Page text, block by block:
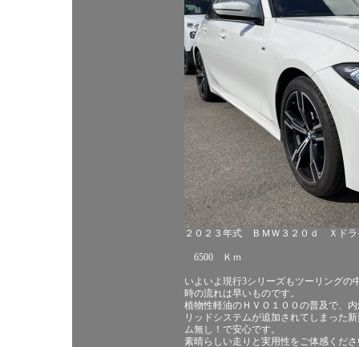
２０２３年式 ＢＭＷ３２０ｄ Ｘド
6500 Ｋｍ
いよいよ現行3シリーズもツーリングの
時の流れは早いものです。
植物性軽油のＨＶＯ１００の普及で、
リッドシステムが追加されてしまった
ム無し！で安心です。
素晴らしい走りと実用性をご体感くだ